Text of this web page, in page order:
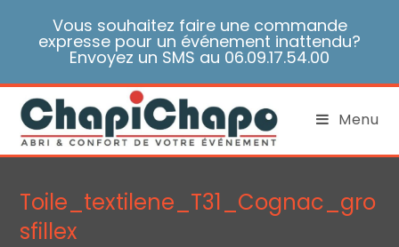
Vous souhaitez faire une commande
expresse pour un événement inattendu?
Envoyez un SMS au 06.09.17.54.00
Menu
Toile_textilene_T31_Cognac_gro
sfillex